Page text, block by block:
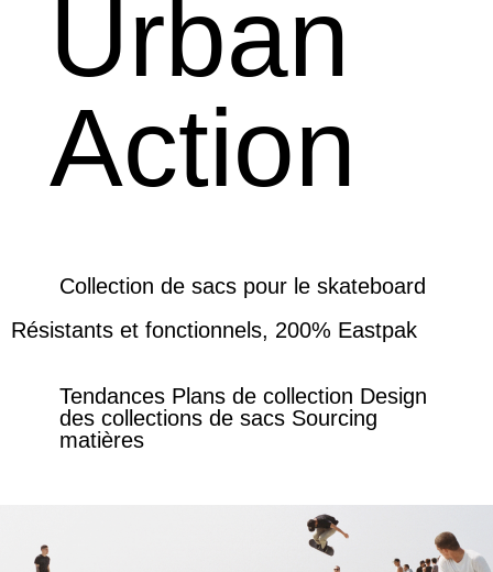
Urban
Action
Collection de sacs pour le skateboard
Résistants et fonctionnels, 200% Eastpak
Tendances Plans de collection Design
des collections de sacs Sourcing
matières